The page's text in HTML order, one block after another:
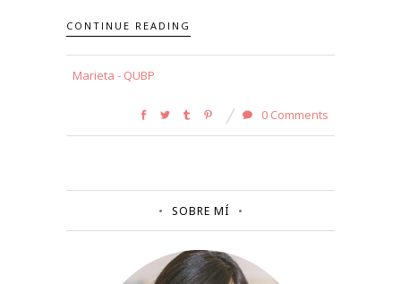
CONTINUE READING
Marieta - QUBP
0 Comments
SOBRE MÍ